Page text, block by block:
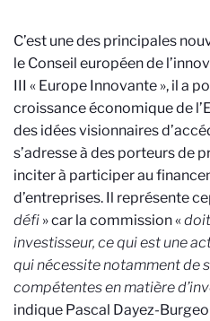
C’est une des principales
le Conseil européen de
III « Europe Innovante », il a
croissance économique de
des idées visionnaires
s’adresse à des porteurs de
inciter à participer au
d’entreprises. Il représente
défi » car la commission «
investisseur, ce qui est une
qui nécessite notamment de
compétentes en matière
indique Pascal Dayez-